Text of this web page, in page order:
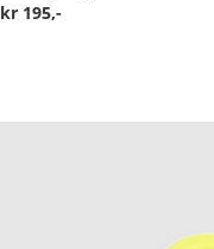
kr 195,-